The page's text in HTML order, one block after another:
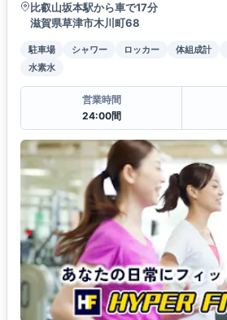
比叡山坂本駅から車で17分
滋賀県草津市木川町68
駐車場 シャワー ロッカー 体組成計
水素水
営業時間
24:00間